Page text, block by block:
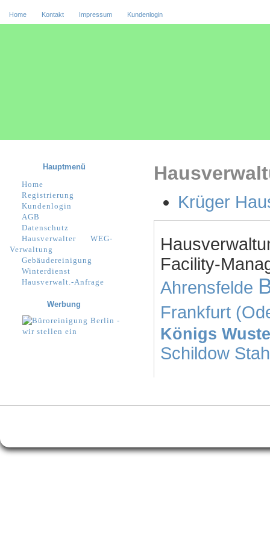
Home Kontakt Impressum Kundenlogin
Krüger
Facility-
Ahrensfelde
Frankfurt
Königs
Schildow
Hauptmenü
Home
Registrierung
Kundenlogin
AGB
Datenschutz
Hausverwalter
WEG-
Verwaltung
Gebäudereinigung
Winterdienst
Hausverwalt.-Anfrage
Werbung